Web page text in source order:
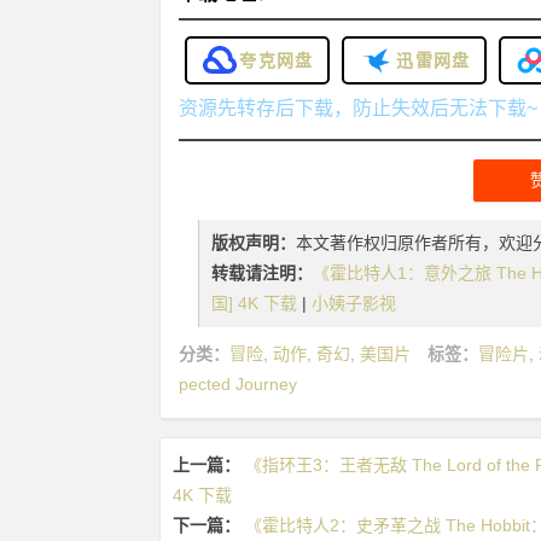
夸克网盘 迅雷网盘
资源先转存后下载，防止失效后无法下载~
版权声明：本文著作权归原作者所有，欢迎
转载请注明：
《霍比特人1：意外之旅
国] 4K 下载 | 小姨子影视
分类： 冒险 动作 奇幻 美国片 标签： 冒险片
pected Journey
上一篇：
《指环王3：王者无敌 The Lord of
4K 下载
下一篇：
《霍比特人2：史矛革之战 The